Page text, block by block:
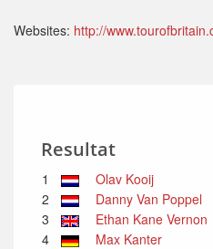
Websites: http://
Resultat
1 Olav Kooij
2
Danny Van Poppel
3
Ethan Kane Vernon
4
Max Kanter